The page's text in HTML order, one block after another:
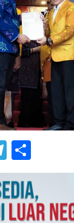
Telegram